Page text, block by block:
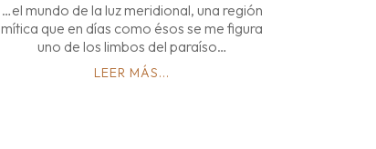
…el mundo de la luz meridional, una región
mítica que en días como ésos se me figura
uno de los limbos del paraíso…
LEER MÁS...